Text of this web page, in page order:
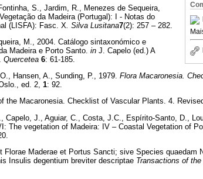
S., Jardim, R., Menezes de Sequeira,
da Madeira (Portugal): I - Notas do
(LISFA): Fasc. X . Silva Lusitana7(2): 257 – 282.
M., 2004. Catálogo sintaxonómico e
Madeira e Porto Santo. in J. Capelo (ed.) A
Quercetea 6: 61-185.
Hansen, A., Sunding, P., 1979. Flora Macaronesia.
ed. 2, 1: 92.
the Macaronesia. Checklist of Vascular Plants. 4.
Capelo, J., Aguiar, C., Costa, J.C., Espírito-Santo, D.,
The vegetation of Madeira: IV – Coastal Vegetation of
Florae Maderae et Portus Sancti; sive Species quaedam
Insulis degentium breviter descriptae Transactions of